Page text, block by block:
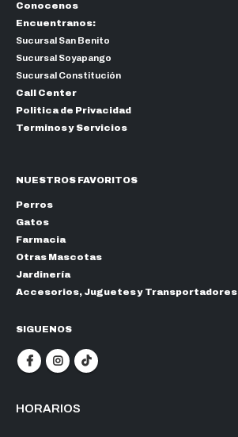
Conocenos
Encuentranos:
Sucursal San Benito
Sucursal Soyapango
Sucursal Constitución
Call Center
Politica de Privacidad
Terminos y Servicios
NUESTROS FAVORITOS
Perros
Gatos
Farmacia
Otras Mascotas
Jardinería
Accesorios, Juguetes y Transportadores
SIGUENOS
HORARIOS